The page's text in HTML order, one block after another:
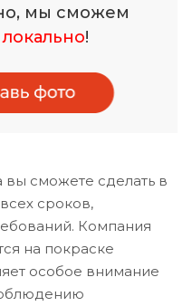
мы сможем
локально!
сможете сделать в
сроков,
Компания
на покраске
особое внимание